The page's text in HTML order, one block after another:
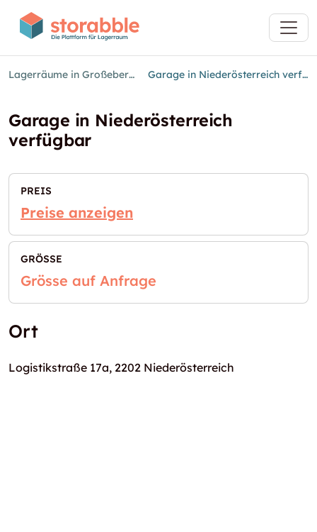
Lagerräume in Großebersdorf Garage in Niederösterreich verfügbar
Garage in Niederösterreich
verfügbar
PREIS
Preise anzeigen
GRÖSSE
Grösse auf Anfrage
Ort
Logistikstraße 17a, 2202 Niederösterreich